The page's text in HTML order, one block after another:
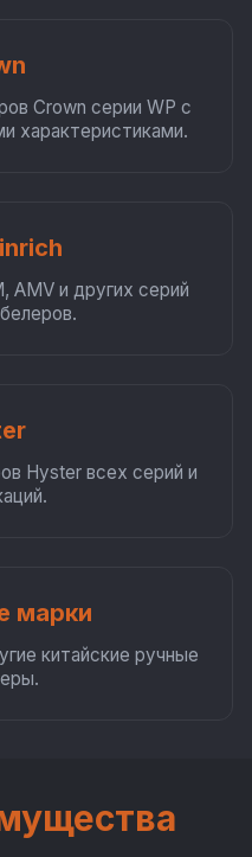
Crown серии WP с
характеристиками.
AMV и других серий
Hyster всех серий и
марки
китайские ручные